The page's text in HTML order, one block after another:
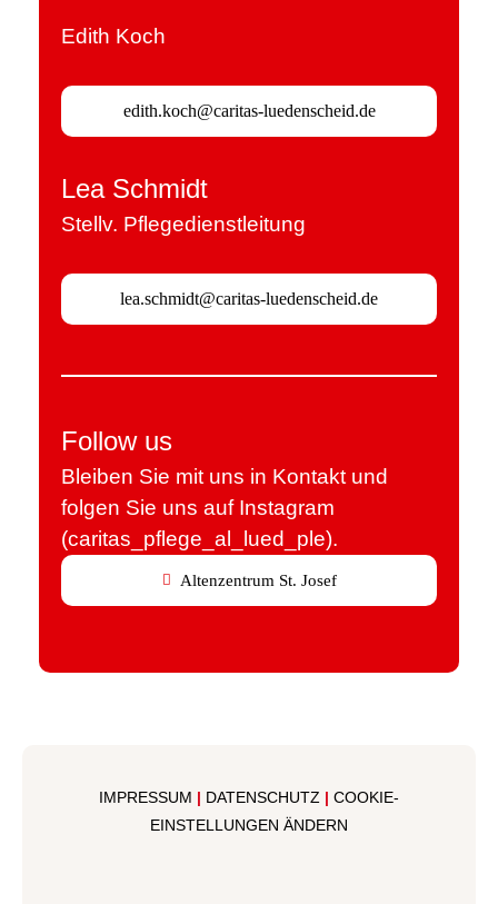
Edith Koch
edith.koch@caritas-luedenscheid.de
Lea Schmidt
Stellv. Pflegedienstleitung
lea.schmidt@caritas-luedenscheid.de
Follow us
Bleiben Sie mit uns in Kontakt und
folgen Sie uns auf Instagram
(caritas_pflege_al_lued_ple).
Altenzentrum St. Josef
IMPRESSUM | DATENSCHUTZ | COOKIE-
EINSTELLUNGEN ÄNDERN